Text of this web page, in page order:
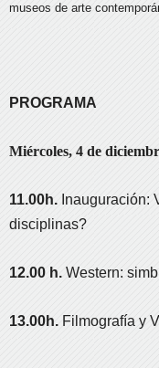
museos de arte
PROGRAMA
Miércoles, 4 de
11.00h. Inauguración:
disciplinas?
12.00 h. Western:
13.00h. Filmografía y